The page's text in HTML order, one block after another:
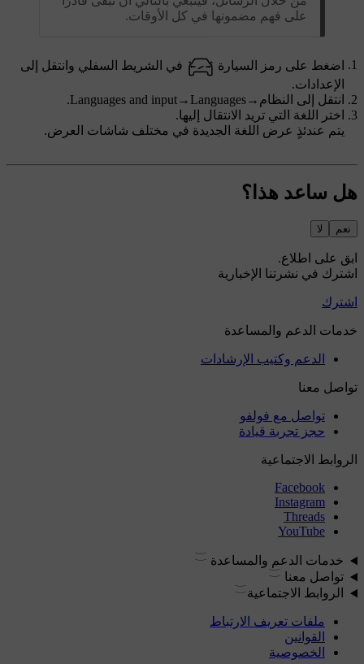
على فهم مضمونها في كل الأوقات.
اضغط على رمز السيارة
في الشريط السفلي وانتقل إلى
الإعدادات.
انتقل إلى
النظام →
Languages and input→ Languages
.
اختر اللغة التي تريد الانتقال إليها.
يتم عندئذٍ عرض اللغة الجديدة في مختلف شاشات العرض.
هل ساعد هذا؟
نعم لا